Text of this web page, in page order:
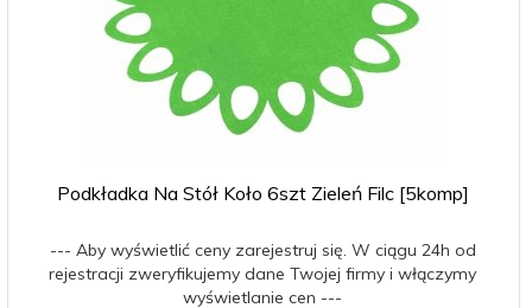
Podkładka Na Stół Koło 6szt Zieleń Filc [5komp]
--- Aby wyświetlić ceny zarejestruj się. W ciągu 24h od
rejestracji zweryfikujemy dane Twojej firmy i włączymy
wyświetlanie cen ---